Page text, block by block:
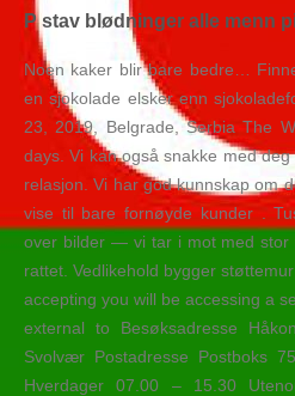
P stav blødninger alle menn
Noen kaker blir bare bedre…
en sjokolade elsker enn
23, 2019, Belgrade, Serbia The
days. Vi kan også snakke med
relasjon. Vi har god kunnskap om
vise til bare fornøyde kunder .
over bilder — vi tar i mot med stor
rattet. Vedlikehold bygger
accepting you will be accessing a
external to Besøksadresse
Svolvær Postadresse Postboks
Hverdager 07.00 – 15.30